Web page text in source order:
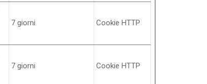
7 giorni Cookie HTTP
7 giorni Cookie HTTP